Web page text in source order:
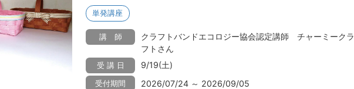
単発講座
講 師
クラフトバンドエコロジー協会認定講師 チャーミークラ
フトさん
受 講 日 9/19(土)
受付期間 2026/07/24 ～ 2026/09/05